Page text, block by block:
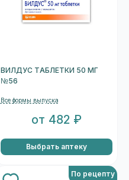
ВИЛДУС ТАБЛЕТКИ 50 МГ
№56
Все формы выпуска
от 482 ₽
Выбрать аптеку
По рецепту